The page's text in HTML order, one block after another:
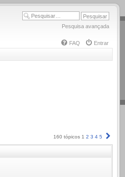
Pesquisa avançada
FAQ
Entrar
160 tópicos 1 2 3 4 5